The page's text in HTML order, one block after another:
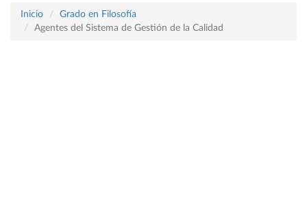
Inicio
Grado en Filosofía
Agentes del Sistema de Gestión de la Calidad